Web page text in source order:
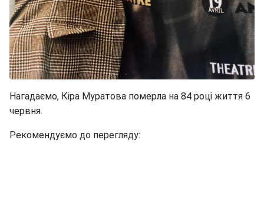
Нагадаємо, Кіра Муратова померла на 84 році життя 6
червня.
Рекомендуємо до перегляду: